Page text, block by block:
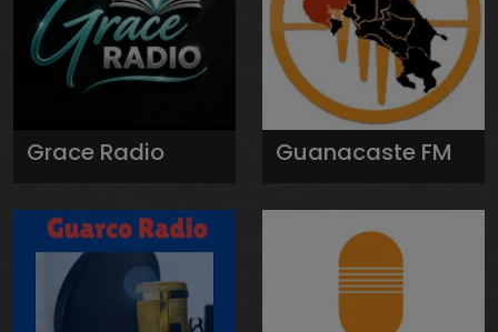
Grace Radio Guanacaste FM